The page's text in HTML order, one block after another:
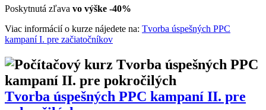
Poskytnutá zľava vo výške -40%
Viac informácií o kurze nájedete na: Tvorba úspešných PPC
kampaní I. pre začiatočníkov
Tvorba úspešných PPC kampaní II. pre